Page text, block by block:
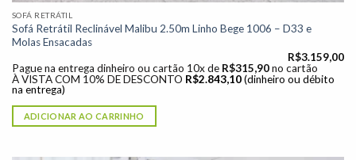
SOFÁ RETRÁTIL
Sofá Retrátil Reclinável Malibu 2.50m Linho Bege 1006 – D33 e
Molas Ensacadas
R$3.159,00
Pague na entrega dinheiro ou cartão 10x de R$315,90 no cartão
À VISTA COM 10% DE DESCONTO R$2.843,10 (dinheiro ou débito
na entrega)
ADICIONAR AO CARRINHO